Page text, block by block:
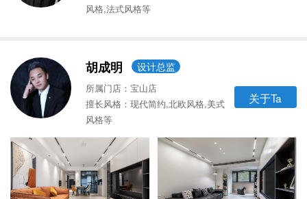
风格,法式风格等
胡成明 设计总监
所属门店：宝山店
擅长风格：现代简约,北欧风格,美式
风格等
关于Ta